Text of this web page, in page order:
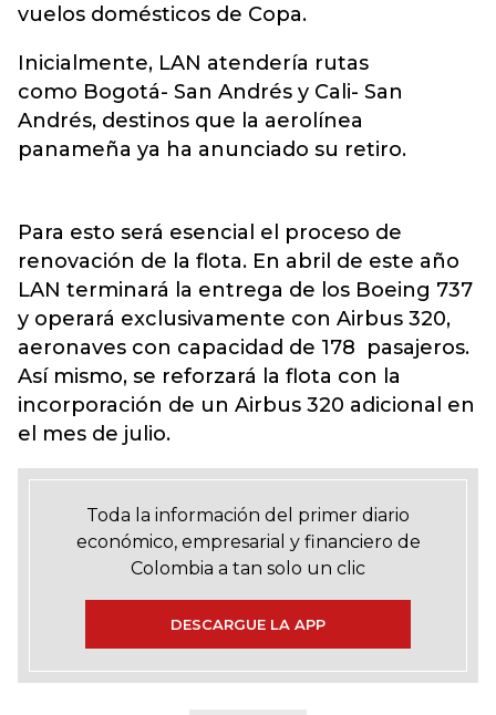
vuelos domésticos de Copa.
Inicialmente, LAN atendería rutas
como Bogotá- San Andrés y Cali- San
Andrés, destinos que la aerolínea
panameña ya ha anunciado su retiro.
Para esto será esencial el proceso de
renovación de la flota. En abril de este año
LAN terminará la entrega de los Boeing 737
y operará exclusivamente con Airbus 320,
aeronaves con capacidad de 178 pasajeros.
Así mismo, se reforzará la flota con la
incorporación de un Airbus 320 adicional en
el mes de julio.
Toda la información del primer diario
económico, empresarial y financiero de
Colombia a tan solo un clic
DESCARGUE LA APP